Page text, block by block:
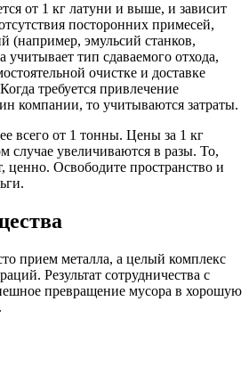
от 1 кг латуни и выше, и зависит
посторонних примесей,
(например, эмульсий станков,
тип сдаваемого отхода,
очистке и доставке
требуется привлечение
компании, то учитываются затраты.
всего от 1 тонны. Цены за 1 кг
случае увеличиваются в разы. То,
ценно. Освободите пространство и
прием металла, а целый комплекс
Результат сотрудничества с
превращение мусора в хорошую